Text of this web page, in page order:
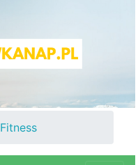
Fitness